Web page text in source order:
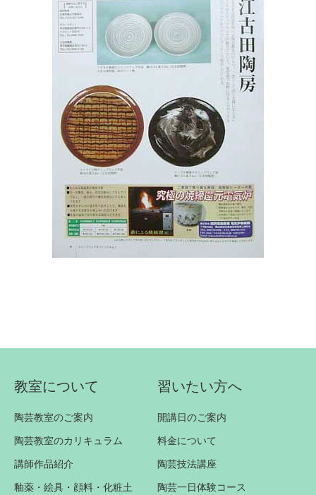
教室について
陶芸教室のご案内
陶芸教室のカリキュラム
講師作品紹介
釉薬・絵具・顔料・化粧土
習いたい方へ
開講日のご案内
料金について
陶芸技法講座
陶芸一日体験コース